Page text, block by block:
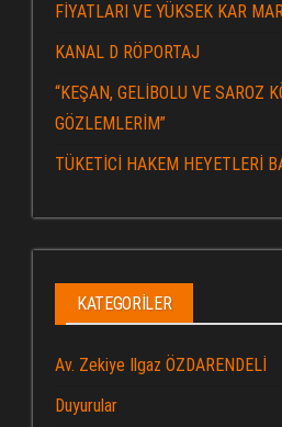
FİYATLARI VE YÜKSEK KAR
KANAL D RÖPORTAJ
“KEŞAN, GELİBOLU VE SAROZ
GÖZLEMLERİM”
TÜKETİCİ HAKEM HEYETLERİ
KATEGORILER
Av. Zekiye Ilgaz ÖZDARENDELİ
Duyurular